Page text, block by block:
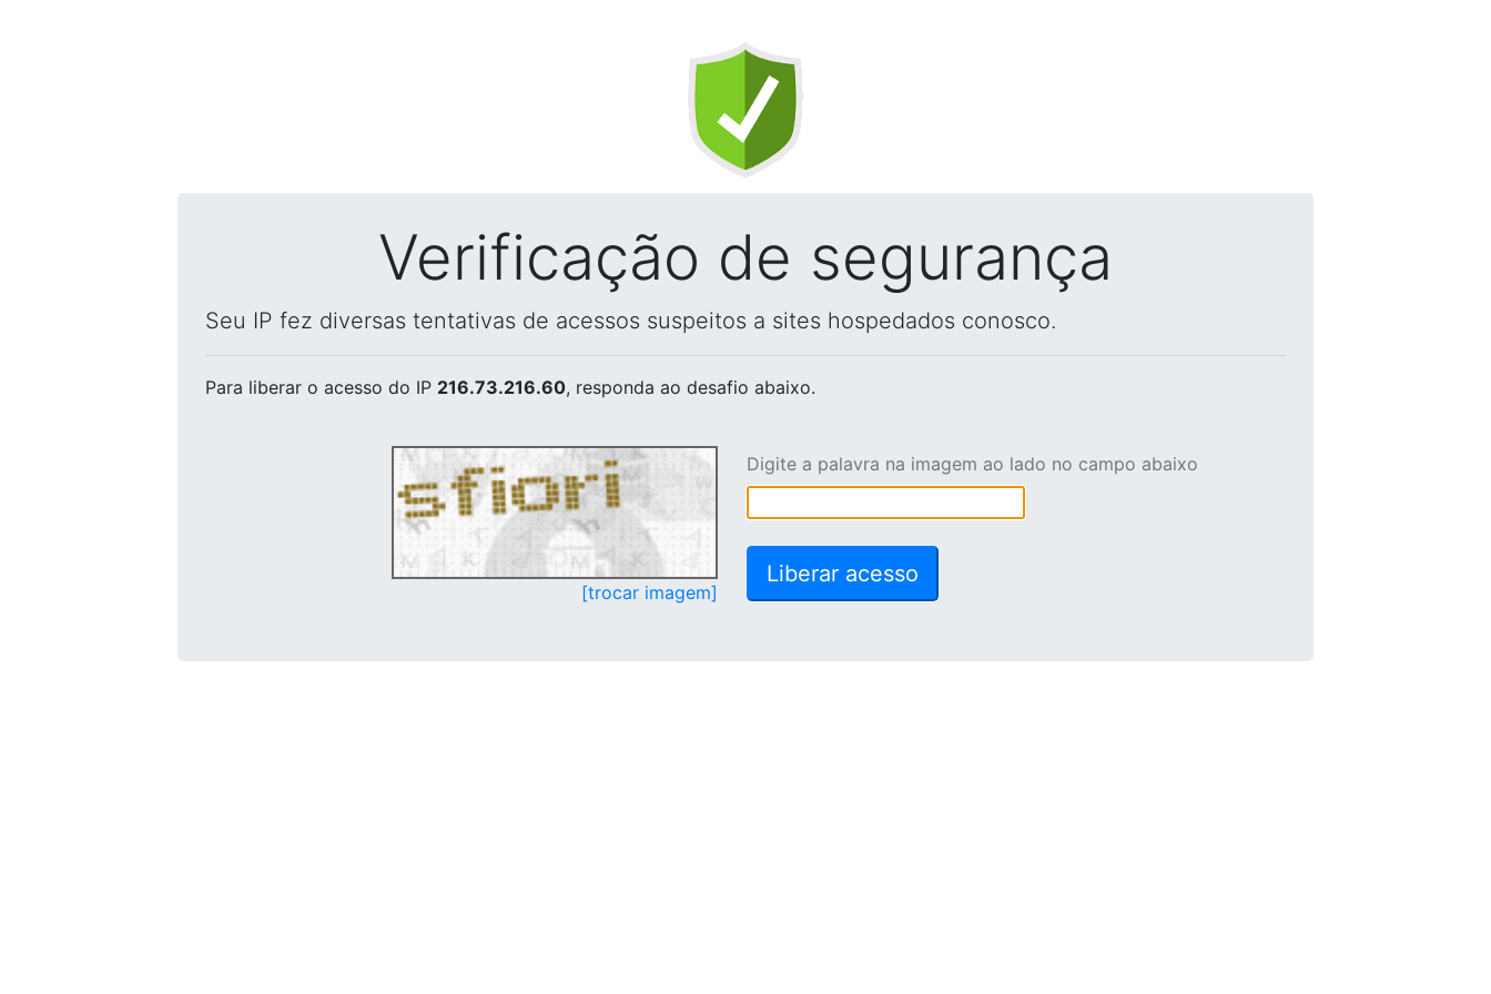
Verificação de segurança
Seu IP fez diversas tentativas de acessos suspeitos a sites hospedados conosco.
Para liberar o acesso do IP 216.73.216.60, responda ao desafio abaixo.
[trocar imagem]
Digite a palavra na imagem ao lado no campo abaixo